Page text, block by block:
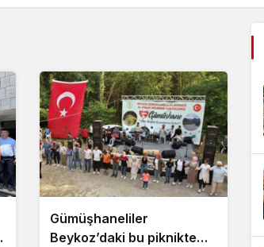
Gümüşhaneliler
Beykoz’daki bu piknikte